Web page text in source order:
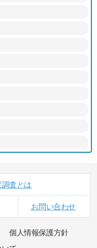
査とは
お問い合わせ
個人情報保護方針